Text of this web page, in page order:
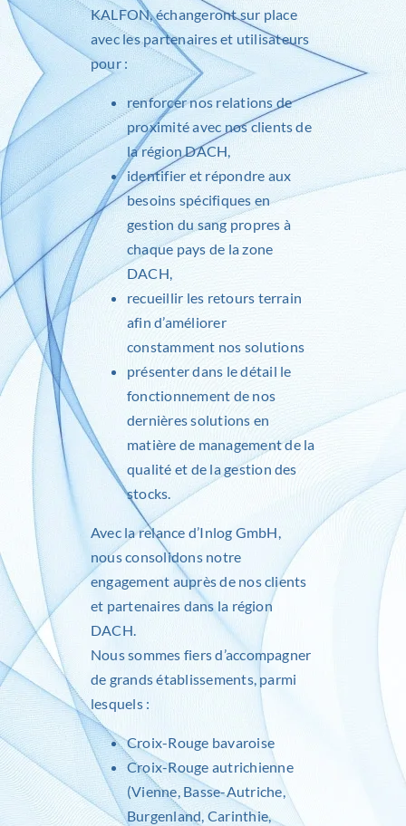
KALFON, échangeront sur place
avec les partenaires et utilisateurs
pour :
renforcer nos relations de
proximité avec nos clients de
la région DACH,
identifier et répondre aux
besoins spécifiques en
gestion du sang propres à
chaque pays de la zone
DACH,
recueillir les retours terrain
afin d’améliorer
constamment nos solutions
présenter dans le détail le
fonctionnement de nos
dernières solutions en
matière de management de la
qualité et de la gestion des
stocks.
Avec la relance d’Inlog GmbH,
nous consolidons notre
engagement auprès de nos clients
et partenaires dans la région
DACH.
Nous sommes fiers d’accompagner
de grands établissements, parmi
lesquels :
Croix-Rouge bavaroise
Croix-Rouge autrichienne
(Vienne, Basse-Autriche,
Burgenland, Carinthie,